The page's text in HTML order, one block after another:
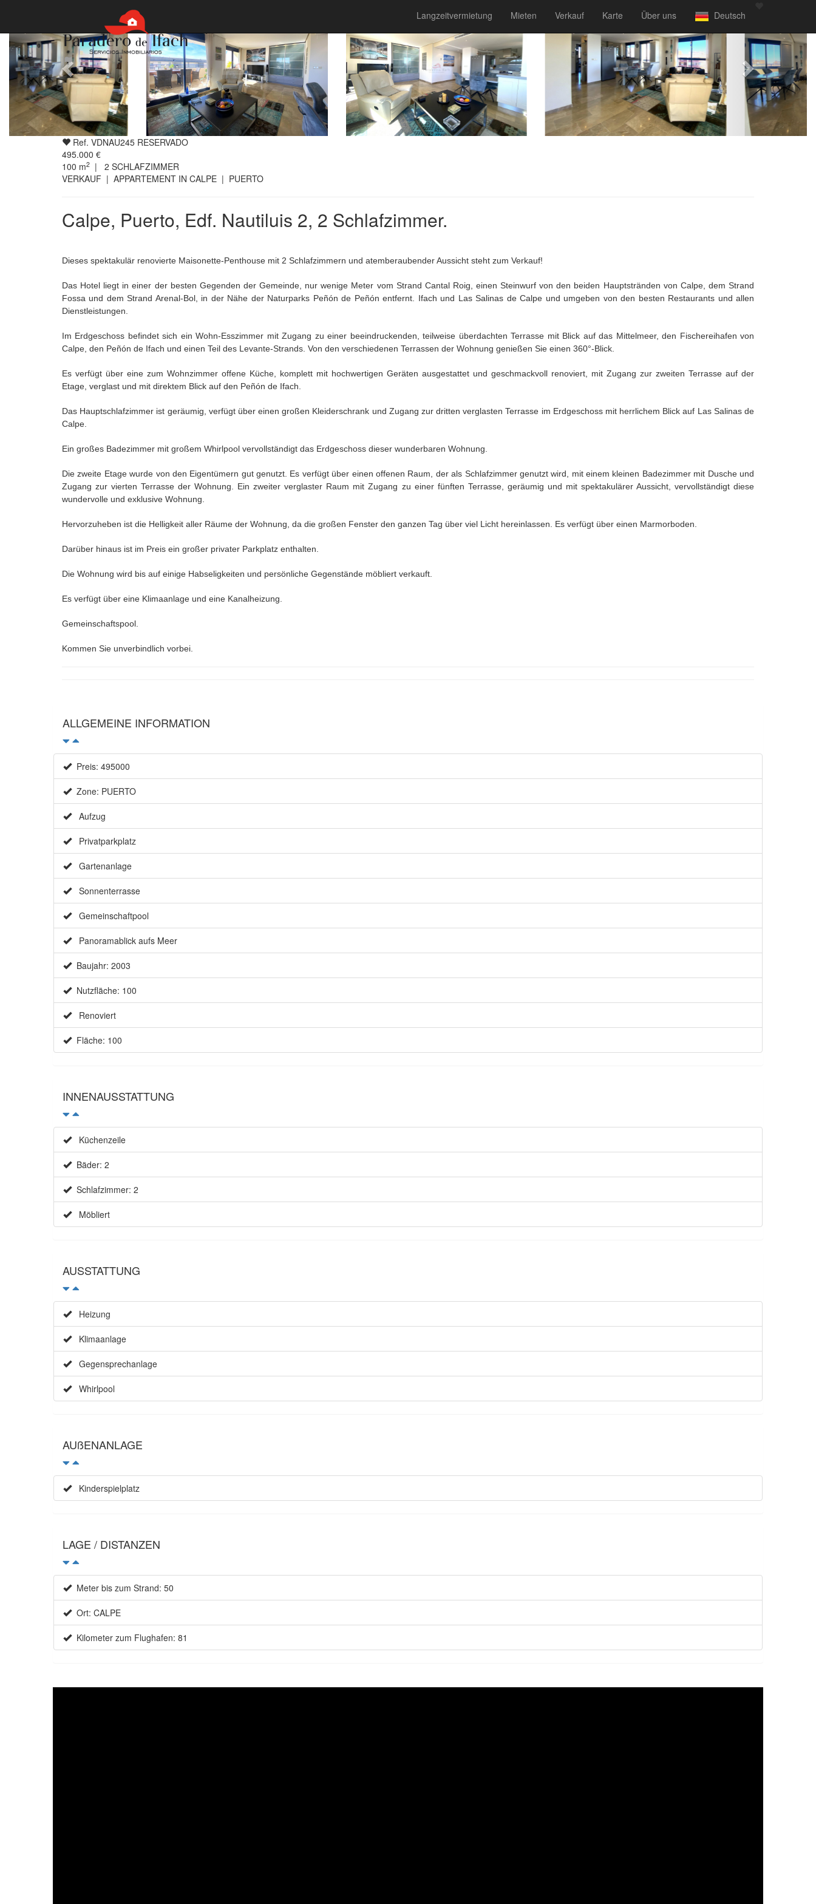
Langzeitvermietung Mieten Verkauf Karte Über uns Deutsch
Ref. VDNAU245 RESERVADO
495.000 €
100 m2 | 2 SCHLAFZIMMER
VERKAUF | APPARTEMENT IN CALPE | PUERTO
Calpe, Puerto, Edf. Nautiluis 2, 2 Schlafzimmer.
Dieses spektakulär renovierte Maisonette-Penthouse mit 2 Schlafzimmern und atemberaubender Aussicht steht zum Verkauf!
Das Hotel liegt in einer der besten Gegenden der Gemeinde, nur wenige Meter vom Strand Cantal Roig, einen Steinwurf von den beiden Hauptstränden von Calpe, dem Strand
Fossa und dem Strand Arenal-Bol, in der Nähe der Naturparks Peñón de Peñón entfernt. Ifach und Las Salinas de Calpe und umgeben von den besten Restaurants und allen
Dienstleistungen.
Im Erdgeschoss befindet sich ein Wohn-Esszimmer mit Zugang zu einer beeindruckenden, teilweise überdachten Terrasse mit Blick auf das Mittelmeer, den Fischereihafen von
Calpe, den Peñón de Ifach und einen Teil des Levante-Strands. Von den verschiedenen Terrassen der Wohnung genießen Sie einen 360°-Blick.
Es verfügt über eine zum Wohnzimmer offene Küche, komplett mit hochwertigen Geräten ausgestattet und geschmackvoll renoviert, mit Zugang zur zweiten Terrasse auf der
Etage, verglast und mit direktem Blick auf den Peñón de Ifach.
Das Hauptschlafzimmer ist geräumig, verfügt über einen großen Kleiderschrank und Zugang zur dritten verglasten Terrasse im Erdgeschoss mit herrlichem Blick auf Las Salinas de
Calpe.
Ein großes Badezimmer mit großem Whirlpool vervollständigt das Erdgeschoss dieser wunderbaren Wohnung.
Die zweite Etage wurde von den Eigentümern gut genutzt. Es verfügt über einen offenen Raum, der als Schlafzimmer genutzt wird, mit einem kleinen Badezimmer mit Dusche und
Zugang zur vierten Terrasse der Wohnung. Ein zweiter verglaster Raum mit Zugang zu einer fünften Terrasse, geräumig und mit spektakulärer Aussicht, vervollständigt diese
wundervolle und exklusive Wohnung.
Hervorzuheben ist die Helligkeit aller Räume der Wohnung, da die großen Fenster den ganzen Tag über viel Licht hereinlassen. Es verfügt über einen Marmorboden.
Darüber hinaus ist im Preis ein großer privater Parkplatz enthalten.
Die Wohnung wird bis auf einige Habseligkeiten und persönliche Gegenstände möbliert verkauft.
Es verfügt über eine Klimaanlage und eine Kanalheizung.
Gemeinschaftspool.
Kommen Sie unverbindlich vorbei.
ALLGEMEINE INFORMATION
Preis: 495000
Zone: PUERTO
Aufzug
Privatparkplatz
Gartenanlage
Sonnenterrasse
Gemeinschaftpool
Panoramablick aufs Meer
Baujahr: 2003
Nutzfläche: 100
Renoviert
Fläche: 100
INNENAUSSTATTUNG
Küchenzeile
Bäder: 2
Schlafzimmer: 2
Möbliert
AUSSTATTUNG
Heizung
Klimaanlage
Gegensprechanlage
Whirlpool
AUßENANLAGE
Kinderspielplatz
LAGE / DISTANZEN
Meter bis zum Strand: 50
Ort: CALPE
Kilometer zum Flughafen: 81